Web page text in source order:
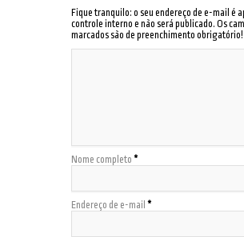
Fique tranquilo: o seu endereço de e-mail é
controle interno e não será publicado. Os
marcados são de preenchimento obrigatório!
Nome completo *
Endereço de e-mail *